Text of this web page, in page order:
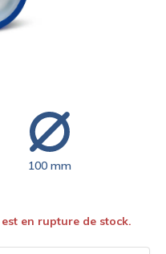
100 mm
en rupture de stock.